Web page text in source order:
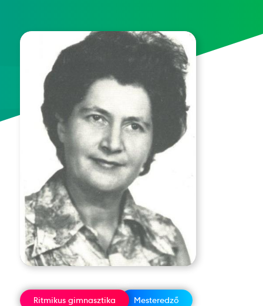
Ritmikus gimnasztika Mesteredző